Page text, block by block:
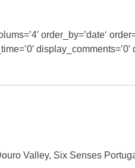
order_by=’date‘
display_comments=’0′
Valley, Six Senses